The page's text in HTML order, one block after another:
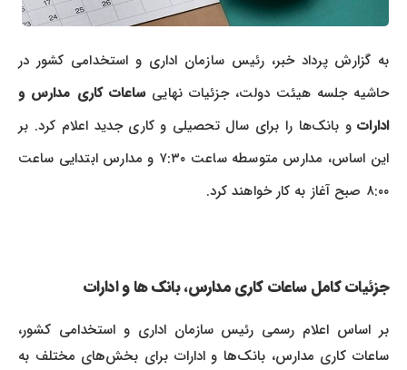
به گزارش پرداد خبر، رئیس سازمان اداری و استخدامی کشور در
حاشیه جلسه هیئت دولت، جزئیات نهاییساعات کاری مدارس و
اداراتو بانک‌ها را برای سال تحصیلی و کاری جدید اعلام کرد. بر
این اساس، مدارس متوسطه ساعت ۷:۳۰ و مدارس ابتدایی ساعت
۸:۰۰ صبح آغاز به کار خواهند کرد.
جزئیات کامل ساعات کاری مدارس، بانک ها و ادارات
بر اساس اعلام رسمی رئیس سازمان اداری و استخدامی کشور،
ساعات کاری مدارس، بانک‌ها و ادارات برای بخش‌های مختلف به